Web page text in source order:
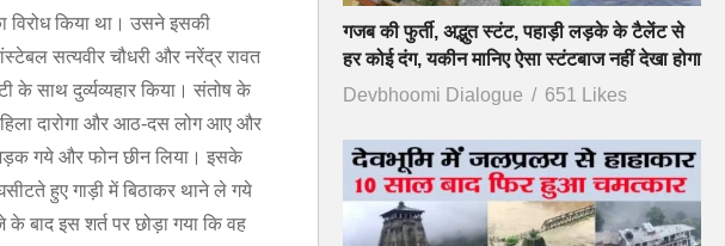
विरोध किया था। उसने इसकी
सत्यवीर चौधरी और नरेंद्र रावत
के साथ दुर्व्यव्यहार किया। संतोष के
दारोगा और आठ-दस लोग आए और
भड़क गये और फोन छीन लिया। इसके
हुए गाड़ी में बिठाकर थाने ले गये
इस शर्त पर छोड़ा गया कि वह
गजब की फुर्ती, अद्भुत स्टंट, पहाड़ी लड़के के टैलेंट से
हर कोई दंग, यकीन मानिए ऐसा स्टंटबाज नहीं देखा होगा
Devbhoomi Dialogue
651 Likes